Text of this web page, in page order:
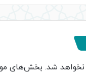
نخواهد شد. بخش‌های